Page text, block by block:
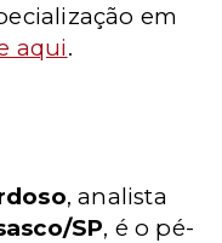
em
aqui.
, analista
SP, é o pé-